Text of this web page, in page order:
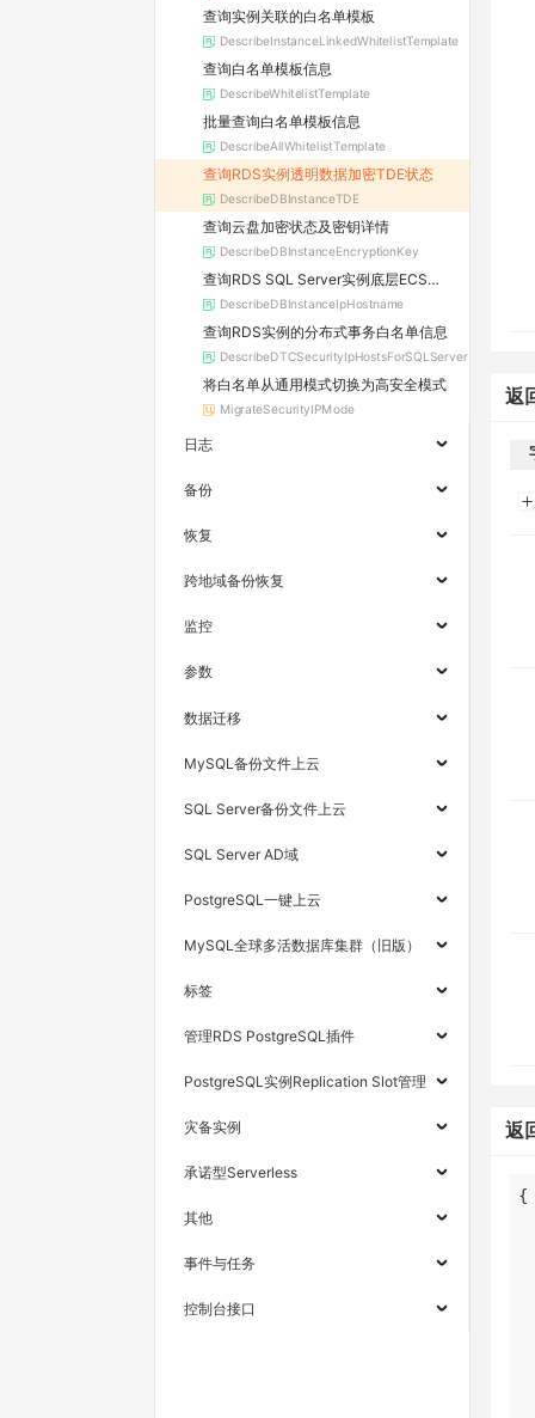
查询实例关联的白名单模板
DescribeInstanceLinkedWhitelistTemplate
查询白名单模板信息
DescribeWhitelistTemplate
批量查询白名单模板信息
DescribeAllWhitelistTemplate
查询RDS实例透明数据加密TDE状态
DescribeDBInstanceTDE
查询云盘加密状态及密钥详情
DescribeDBInstanceEncryptionKey
查询RDS SQL Server实例底层ECS实例的IpHostnameInfos信息
DescribeDBInstanceIpHostname
查询RDS实例的分布式事务白名单信息
DescribeDTCSecurityIpHostsForSQLServer
将白名单从通用模式切换为高安全模式
MigrateSecurityIPMode
日志
备份
恢复
跨地域备份恢复
监控
参数
数据迁移
MySQL备份文件上云
SQL Server备份文件上云
SQL Server AD域
PostgreSQL一键上云
MySQL全球多活数据库集群（旧版）
标签
管理RDS PostgreSQL插件
PostgreSQL实例Replication Slot管理
灾备实例
承诺型Serverless
其他
事件与任务
控制台接口
返
返